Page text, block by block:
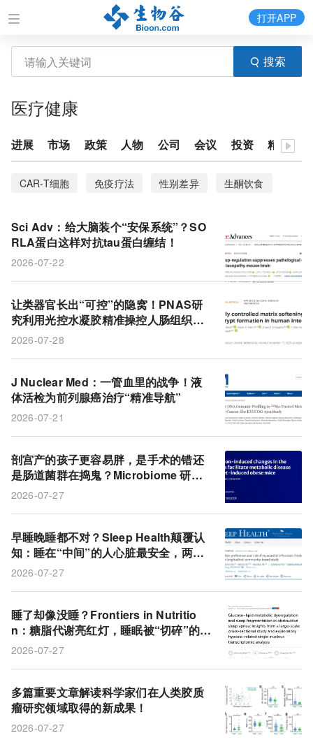
搜索
打开APP
医疗健康
进展 市场 政策 人物 公司 会议 投资 精华
CAR-T细胞 免疫疗法 性别差异
生酮饮食
预后
SORLA蛋白 胶质细胞
小鼠模型
治疗结局
Sci Adv：给大脑装个“安保系统”？SO
RLA蛋白这样对抗tau蛋白缠结！
2026-07-22
让类器官长出“可控”的隐窝！PNAS研
究利用光控水凝胶精准操控人肠组织形
态
2026-07-28
J Nuclear Med：一管血里的战争！液
体活检为前列腺癌治疗“精准导航”
2026-07-21
剖宫产的孩子更容易胖，是手术的错还
是肠道菌群在捣鬼？Microbiome 研究
揪出真正幕后推手
2026-07-27
早睡晚睡都不对？Sleep Health颠覆认
知：睡在“中间”的人心脏最安全，两头
都是坑
2026-07-27
睡了却像没睡？Frontiers in Nutritio
n：糖脂代谢亮红灯，睡眠被“切碎”的风
险更高，而夜间缺氧让情况雪上加霜
2026-07-27
多篇重要文章解读科学家们在人类胶质
瘤研究领域取得的新成果！
2026-07-27